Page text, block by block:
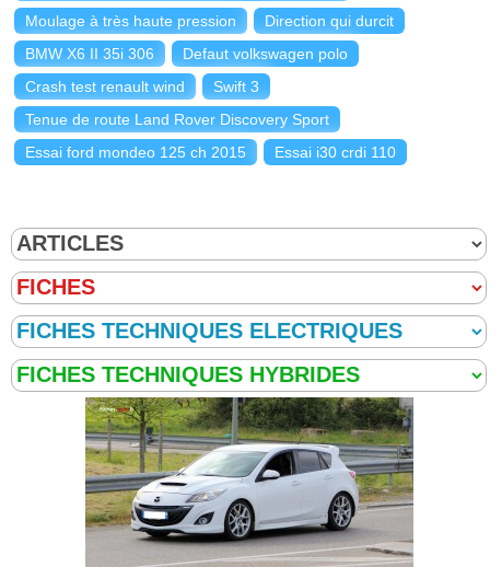
Moulage à très haute pression
Direction qui durcit
BMW X6 II 35i 306
Defaut volkswagen polo
Crash test renault wind
Swift 3
Tenue de route Land Rover Discovery Sport
Essai ford mondeo 125 ch 2015
Essai i30 crdi 110